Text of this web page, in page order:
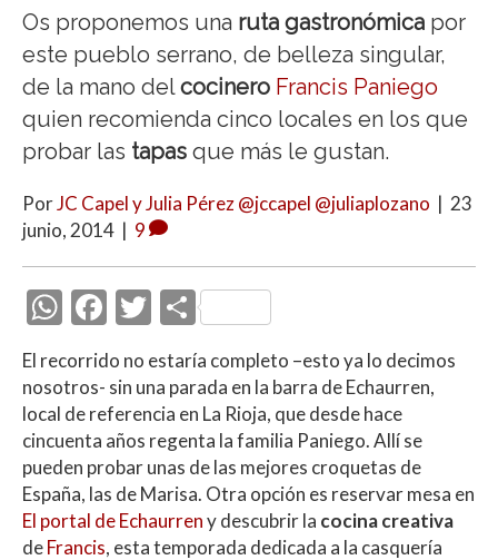
Os proponemos una ruta gastronómica por
este pueblo serrano, de belleza singular,
de la mano delcocinero Francis Paniego
quien recomienda cinco locales en los que
probar las tapas que más le gustan.
PorJC Capel y Julia Pérez @jccapel @juliaplozano | 23
junio, 2014 | 9
W
at
s
A
p
p
F
ac
e
b
o
o
k
T
w
itt
er
C
o
m
p
ar
ti
r
El recorrido no estaría completo –esto ya lo decimos
nosotros- sin una parada en la barra de Echaurren,
local de referencia en La Rioja, que desde hace
cincuenta años regenta la familia Paniego. Allí se
pueden probar unas de las mejores croquetas de
España, las de Marisa. Otra opción es reservar mesa en
El portal de Echaurreny descubrir la cocina creativa
deFrancis, esta temporada dedicada a la casquería